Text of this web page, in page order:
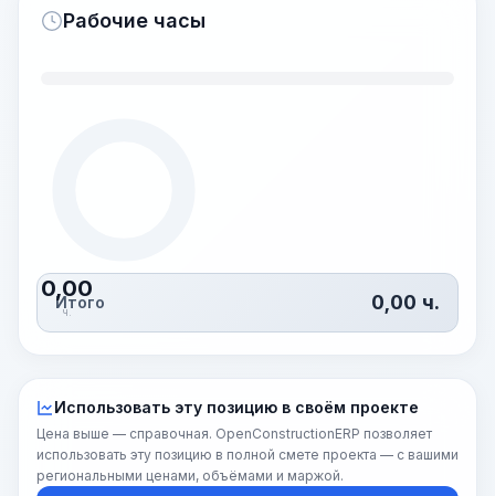
Рабочие часы
0,00
ч.
Итого 0,00 ч.
Использовать эту позицию в своём проекте
Цена выше — справочная. OpenConstructionERP позволяет
использовать эту позицию в полной смете проекта — с вашими
региональными ценами, объёмами и маржой.